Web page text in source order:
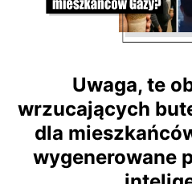
Uwaga, te
wrzucających
dla
wygenerowane